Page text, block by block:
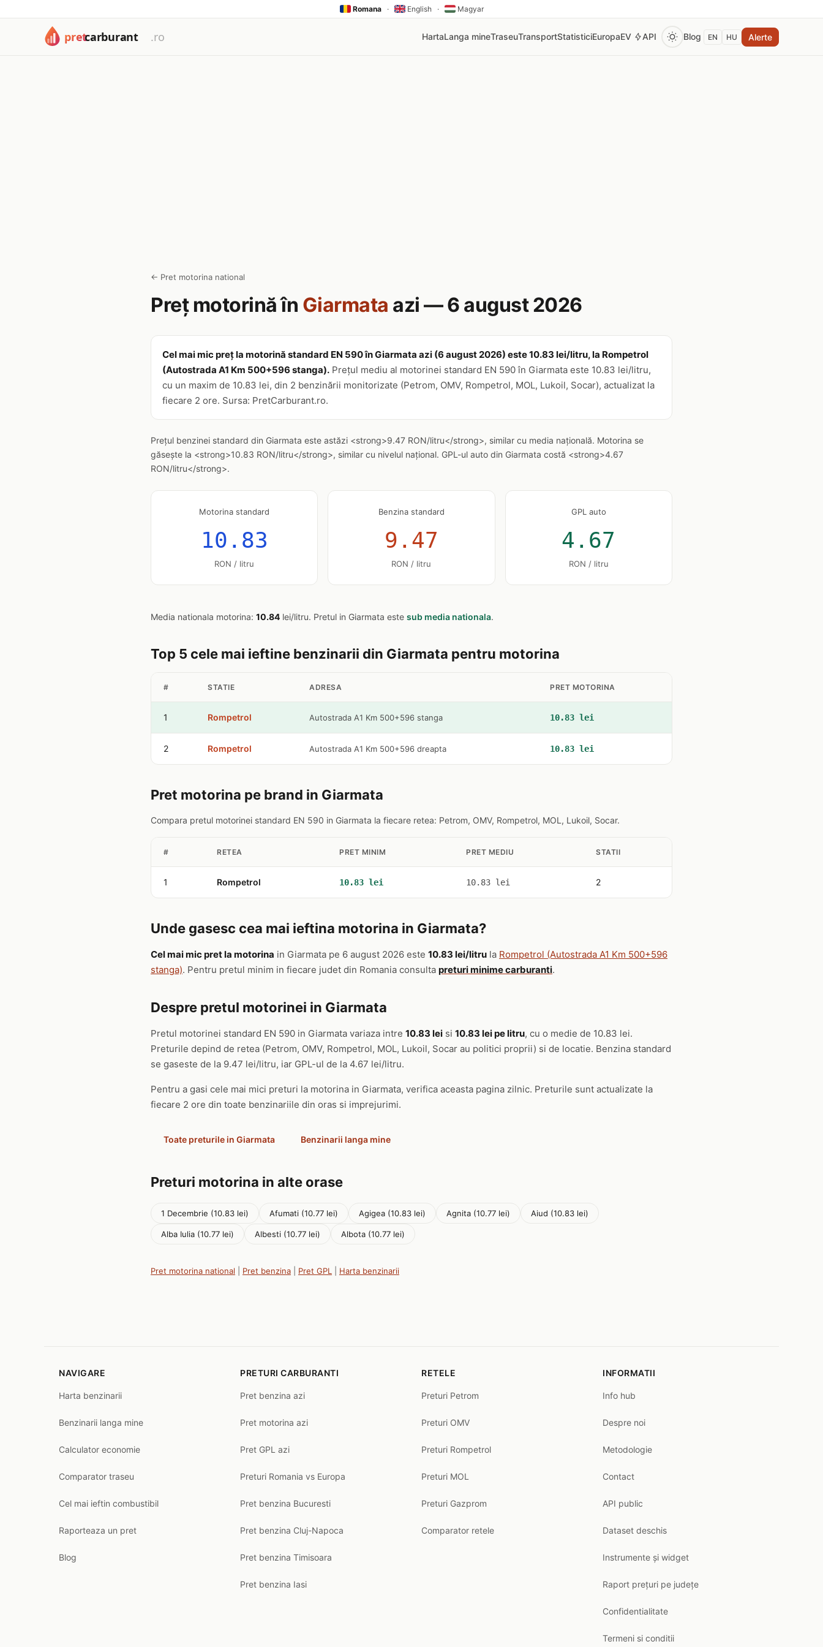
Romana · English · Magyar
HartaLanga mineTraseuTransportStatisticiEuropaEV API Blog EN HU Alerte
← Pret motorina national
Preț motorină în Giarmata azi — 6 august 2026
Cel mai mic preț la motorină standard EN 590 în Giarmata azi (6 august 2026) este 10.83 lei/litru, la Rompetrol
(Autostrada A1 Km 500+596 stanga). Prețul mediu al motorinei standard EN 590 în Giarmata este 10.83 lei/litru,
cu un maxim de 10.83 lei, din 2 benzinării monitorizate (Petrom, OMV, Rompetrol, MOL, Lukoil, Socar), actualizat la
fiecare 2 ore. Sursa: PretCarburant.ro.
Prețul benzinei standard din Giarmata este astăzi <strong>9.47 RON/litru</strong>, similar cu media națională. Motorina se
găsește la <strong>10.83 RON/litru</strong>, similar cu nivelul național. GPL-ul auto din Giarmata costă <strong>4.67
RON/litru</strong>.
Motorina standard
10.83
RON / litru
Benzina standard
9.47
RON / litru
GPL auto
4.67
RON / litru
Media nationala motorina: 10.84 lei/litru. Pretul in Giarmata este sub media nationala.
Top 5 cele mai ieftine benzinarii din Giarmata pentru motorina
# STATIE ADRESA PRET MOTORINA
1 Rompetrol Autostrada A1 Km 500+596 stanga 10.83 lei
2 Rompetrol Autostrada A1 Km 500+596 dreapta 10.83 lei
Pret motorina pe brand in Giarmata
Compara pretul motorinei standard EN 590 in Giarmata la fiecare retea: Petrom, OMV, Rompetrol, MOL, Lukoil, Socar.
# RETEA PRET MINIM PRET MEDIU STATII
1 Rompetrol 10.83 lei 10.83 lei 2
Unde gasesc cea mai ieftina motorina in Giarmata?
Cel mai mic pret la motorina in Giarmata pe 6 august 2026 este 10.83 lei/litru la Rompetrol (Autostrada A1 Km 500+596
stanga). Pentru pretul minim in fiecare judet din Romania consulta preturi minime carburanti.
Despre pretul motorinei in Giarmata
Pretul motorinei standard EN 590 in Giarmata variaza intre 10.83 lei si 10.83 lei pe litru, cu o medie de 10.83 lei.
Preturile depind de retea (Petrom, OMV, Rompetrol, MOL, Lukoil, Socar au politici proprii) si de locatie. Benzina standard
se gaseste de la 9.47 lei/litru, iar GPL-ul de la 4.67 lei/litru.
Pentru a gasi cele mai mici preturi la motorina in Giarmata, verifica aceasta pagina zilnic. Preturile sunt actualizate la
fiecare 2 ore din toate benzinariile din oras si imprejurimi.
Toate preturile in Giarmata Benzinarii langa mine
Preturi motorina in alte orase
1 Decembrie (10.83 lei) Afumati (10.77 lei) Agigea (10.83 lei) Agnita (10.77 lei) Aiud (10.83 lei)
Alba Iulia (10.77 lei) Albesti (10.77 lei) Albota (10.77 lei)
Pret motorina national Pret benzina Pret GPL Harta benzinarii
NAVIGARE
Harta benzinarii
Benzinarii langa mine
Calculator economie
Comparator traseu
Cel mai ieftin combustibil
Raporteaza un pret
Blog
PRETURI CARBURANTI
Pret benzina azi
Pret motorina azi
Pret GPL azi
Preturi Romania vs Europa
Pret benzina Bucuresti
Pret benzina Cluj-Napoca
Pret benzina Timisoara
Pret benzina Iasi
RETELE
Preturi Petrom
Preturi OMV
Preturi Rompetrol
Preturi MOL
Preturi Gazprom
Comparator retele
INFORMATII
Info hub
Despre noi
Metodologie
Contact
API public
Dataset deschis
Instrumente și widget
Raport prețuri pe județe
Confidentialitate
Termeni si conditii